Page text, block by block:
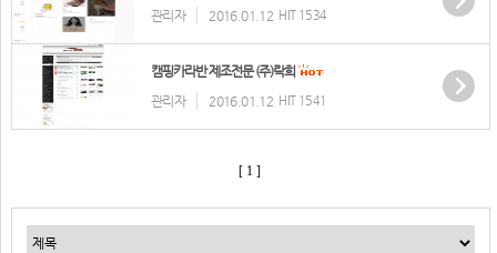
관리자
2016.01.12 HIT 1534
캠핑카라반 제조전문 (주)락희
관리자
2016.01.12 HIT 1541
[ 1 ]